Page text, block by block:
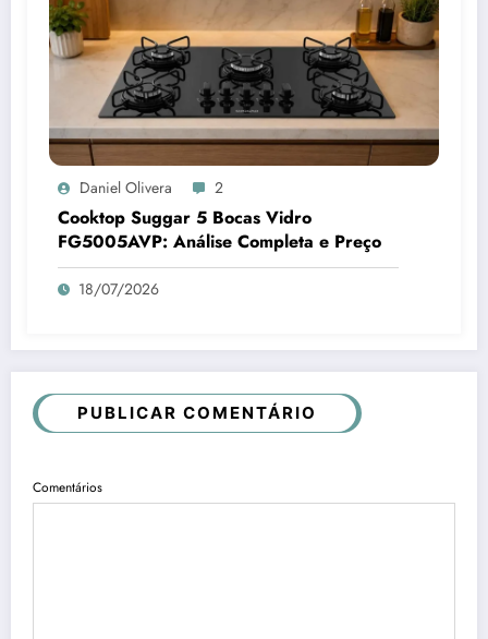
Daniel Olivera 2
Cooktop Suggar 5 Bocas Vidro
FG5005AVP: Análise Completa e Preço
18/07/2026
PUBLICAR COMENTÁRIO
Comentários